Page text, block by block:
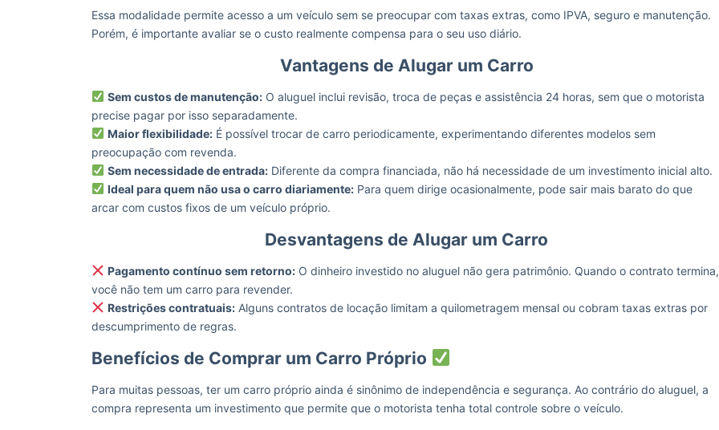
Essa modalidade permite acesso a um veículo sem se preocupar com taxas extras, como IPVA, seguro e manutenção.
Porém, é importante avaliar se o custo realmente compensa para o seu uso diário.
Vantagens de Alugar um Carro
Sem custos de manutenção:O aluguel inclui revisão, troca de peças e assistência 24 horas, sem que o motorista
precise pagar por isso separadamente.
Maior flexibilidade:É possível trocar de carro periodicamente, experimentando diferentes modelos sem
preocupação com revenda.
Sem necessidade de entrada:Diferente da compra financiada, não há necessidade de um investimento inicial alto.
Ideal para quem não usa o carro diariamente:Para quem dirige ocasionalmente, pode sair mais barato do que
arcar com custos fixos de um veículo próprio.
Desvantagens de Alugar um Carro
Pagamento contínuo sem retorno:O dinheiro investido no aluguel não gera patrimônio. Quando o contrato termina,
você não tem um carro para revender.
Restrições contratuais:Alguns contratos de locação limitam a quilometragem mensal ou cobram taxas extras por
descumprimento de regras.
Benefícios de Comprar um Carro Próprio
Para muitas pessoas, ter um carro próprio ainda é sinônimo de independência e segurança. Ao contrário do aluguel, a
compra representa um investimento que permite que o motorista tenha total controle sobre o veículo.